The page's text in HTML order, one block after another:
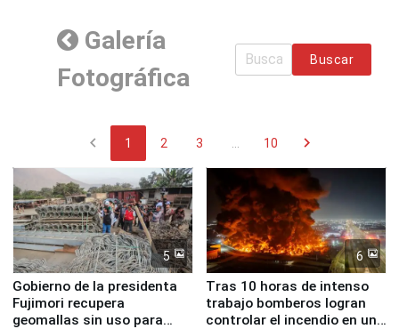
Galería
Fotográfica
Buscar
chevron_left 1 2 3 10 chevron_right
5
Gobierno de la presidenta
Fujimori recupera
geomallas sin uso para
6
Tras 10 horas de intenso
trabajo bomberos logran
controlar el incendio en una